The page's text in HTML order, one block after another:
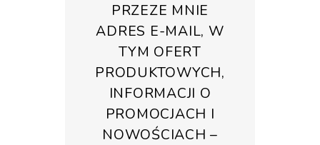
PRZEZE MNIE
ADRES E-MAIL, W
TYM OFERT
PRODUKTOWYCH,
INFORMACJI O
PROMOCJACH I
NOWOŚCIACH –